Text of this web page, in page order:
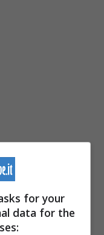
for your
data for the